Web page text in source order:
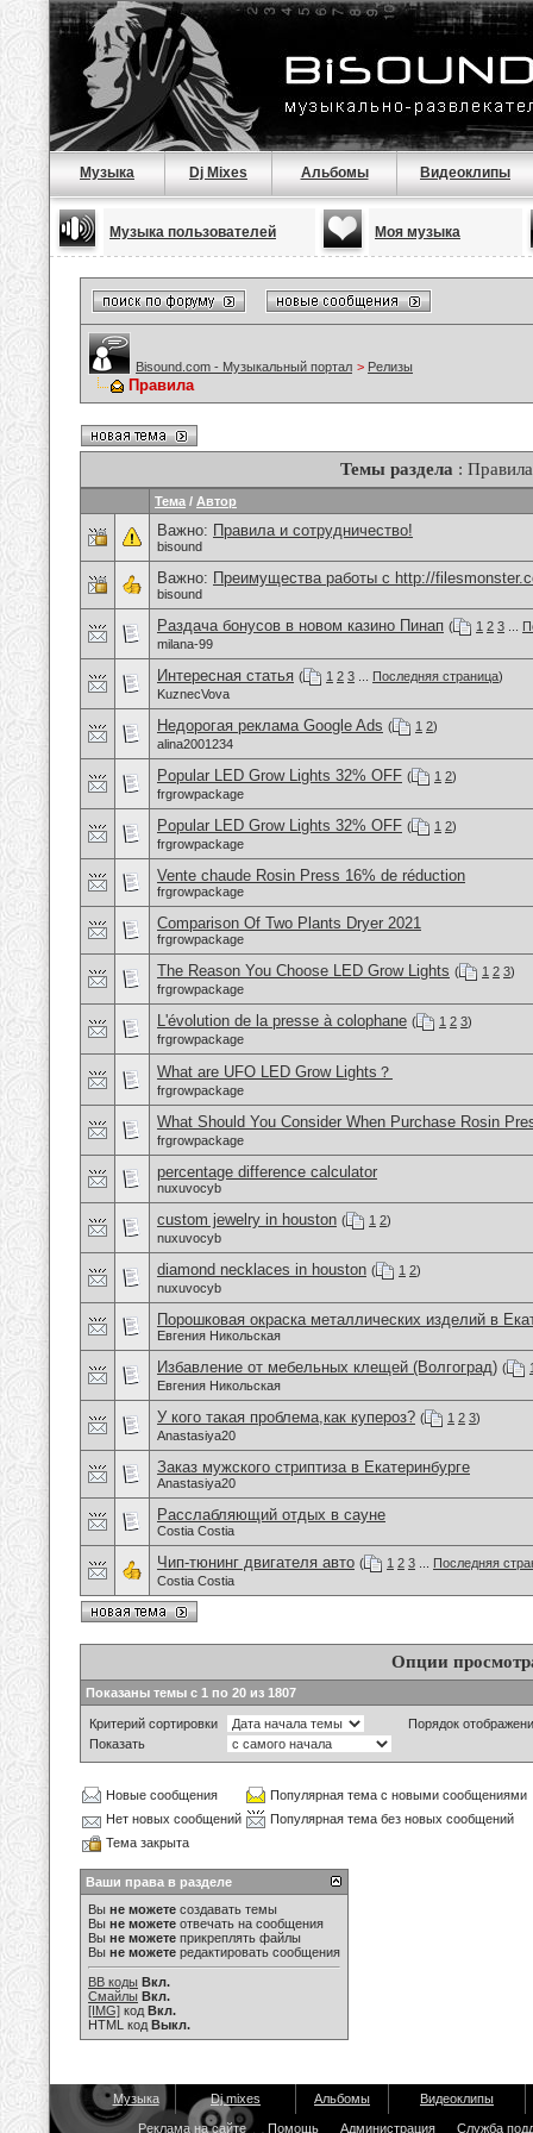
Музыка Dj Mixes Альбомы Видеоклипы
Музыка пользователей Моя музыка
Bisound.com - Музыкальный портал > Релизы
Правила
Темы раздела : Правила
Тема / Автор
Важно: Правила и сотрудничество!
bisound
Важно: Преимущества работы с http://
bisound
Раздача бонусов в новом казино Пинап ( 1 2 3
milana-99
Интересная статья ( 1 2 3 Последняя страница)
KuznecVova
Недорогая реклама Google Ads ( 1 2)
alina2001234
Popular LED Grow Lights 32% OFF ( 1 2)
frgrowpackage
Popular LED Grow Lights 32% OFF ( 1 2)
frgrowpackage
Vente chaude Rosin Press 16% de réduction
frgrowpackage
Comparison Of Two Plants Dryer 2021
frgrowpackage
The Reason You Choose LED Grow Lights ( 1 2 3)
frgrowpackage
L'évolution de la presse à colophane ( 1 2 3)
frgrowpackage
What are UFO LED Grow Lights？
frgrowpackage
What Should You Consider When Purchase Rosin
frgrowpackage
percentage difference calculator
nuxuvocyb
custom jewelry in houston ( 1 2)
nuxuvocyb
diamond necklaces in houston ( 1 2)
nuxuvocyb
Порошковая окраска металлических изделий в
Евгения Никольская
Избавление от мебельных клещей (Волгоград) (
Евгения Никольская
У кого такая проблема,как купероз? ( 1 2 3)
Anastasiya20
Заказ мужского стриптиза в Екатеринбурге
Anastasiya20
Расслабляющий отдых в сауне
Costia Costia
Чип-тюнинг двигателя авто ( 1 2 3
Последняя
Costia Costia
Опции
Показаны темы с 1 по 20 из 1807
Критерий сортировки
Порядок
Показать
Новые сообщения
Популярная тема с новыми сообщениями
Нет новых сообщений
Популярная тема без новых сообщений
Тема закрыта
Ваши права в разделе
Вы не можете создавать темы
Вы не можете отвечать на сообщения
Вы не можете прикреплять файлы
Вы не можете редактировать сообщения
BB коды Вкл.
Смайлы Вкл.
[IMG] код Вкл.
HTML код Выкл.
Музыка Dj mixes Альбомы Видеоклипы
Реклама на сайте Помощь Администрация Служба